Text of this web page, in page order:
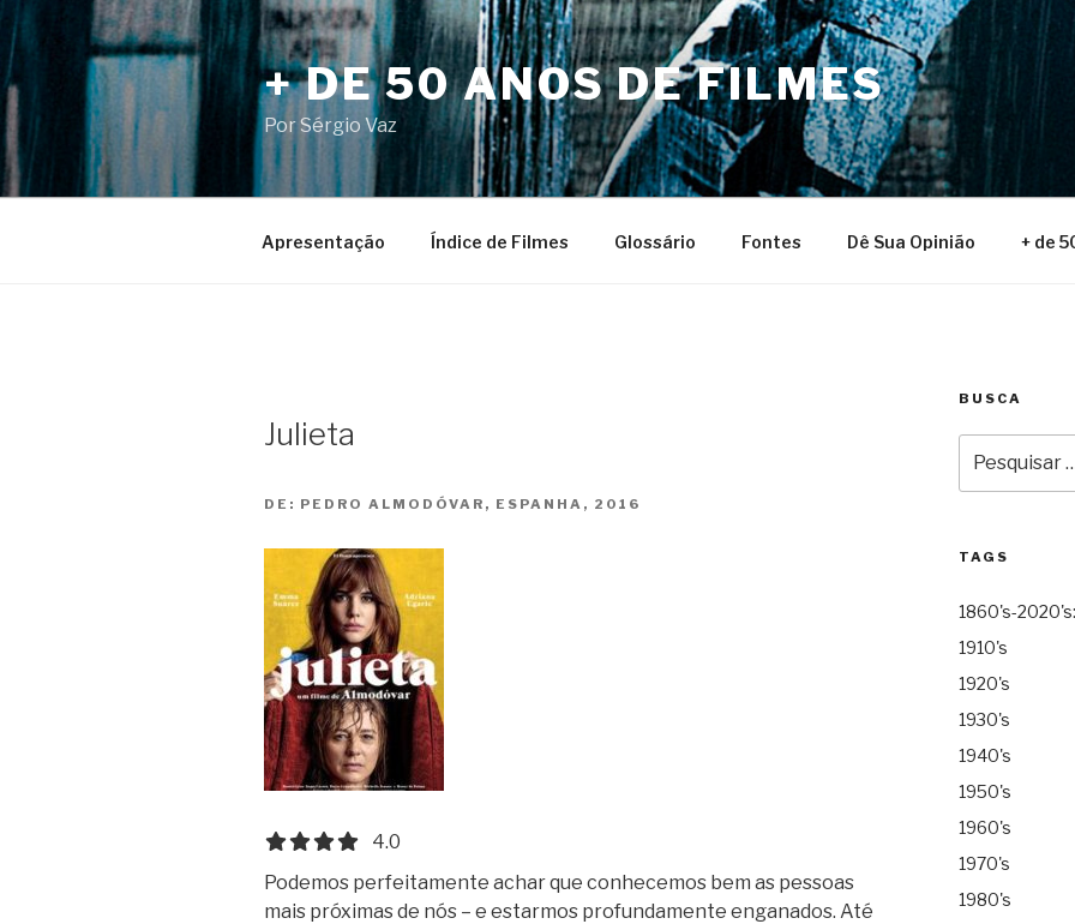
para
o
conteúdo
+ DE 50 ANOS DE FILMES
Por Sérgio Vaz
Apresentação Índice de Filmes Glossário Fontes Dê Sua Opinião + de
Julieta
DE: PEDRO ALMODÓVAR, ESPANHA, 2016
4.0 out of 5.0 stars
4.0
Podemos perfeitamente achar que conhecemos bem as pessoas
mais próximas de nós – e estarmos profundamente enganados. Até
BUSCA
por:
TAGS
1860's-
1910's
1920's
1930's
1940's
1950's
1960's
1970's
1980's